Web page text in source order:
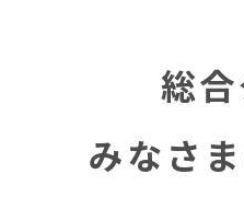
総
みなさ